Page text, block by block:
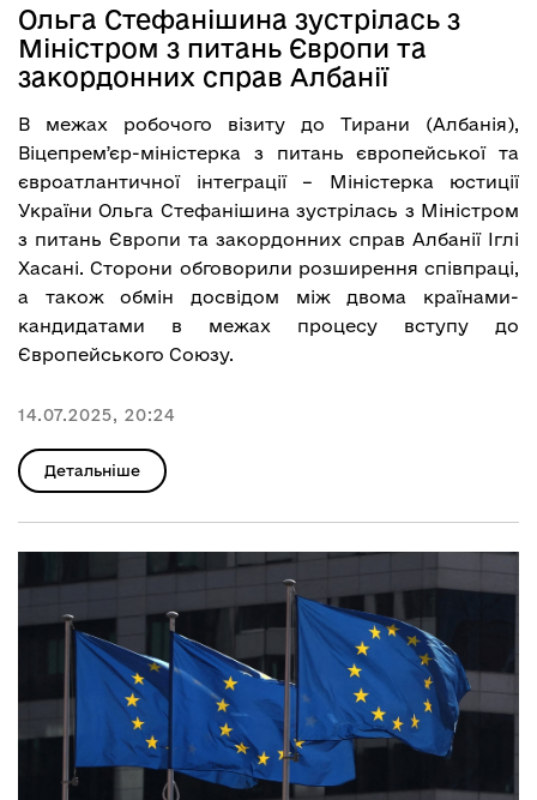
Ольга Стефанішина зустрілась з
Міністром з питань Європи та
закордонних справ Албанії
В межах робочого візиту до Тирани (Албанія),
Віцепремʼєр-міністерка з питань європейської та
євроатлантичної інтеграції – Міністерка юстиції
України Ольга Стефанішина зустрілась з Міністром
з питань Європи та закордонних справ Албанії Іглі
Хасані. Сторони обговорили розширення співпраці,
а також обмін досвідом між двома країнами-
кандидатами в межах процесу вступу до
Європейського Союзу.
14.07.2025, 20:24
Детальніше